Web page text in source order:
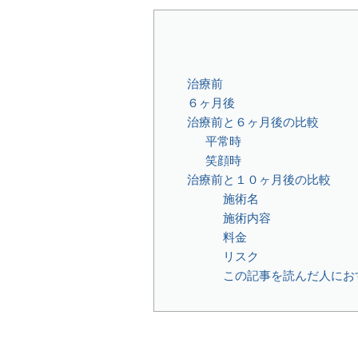
治療前
６ヶ月後
治療前と６ヶ月後の比較
平常時
笑顔時
治療前と１０ヶ月後の比較
施術名⁡
⁡施術内容⁡⁡⁡
⁡料金⁡
リスク⁡
この記事を読んだ人に